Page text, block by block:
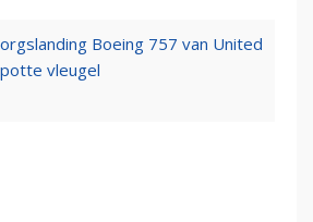
Boeing 757 van United
vleugel